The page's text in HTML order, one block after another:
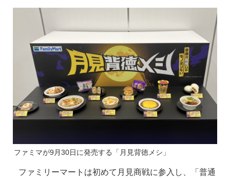
ファミマが9月30日に発売する「月見背徳メシ」
ファミリーマートは初めて月見商戦に参入し、「普通